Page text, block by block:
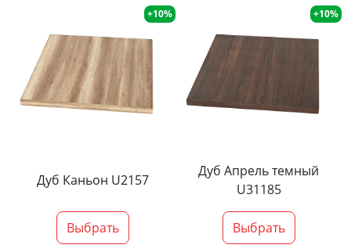
+10%
Дуб Каньон U2157
Выбрать
+10%
Дуб Апрель темный
U31185
Выбрать